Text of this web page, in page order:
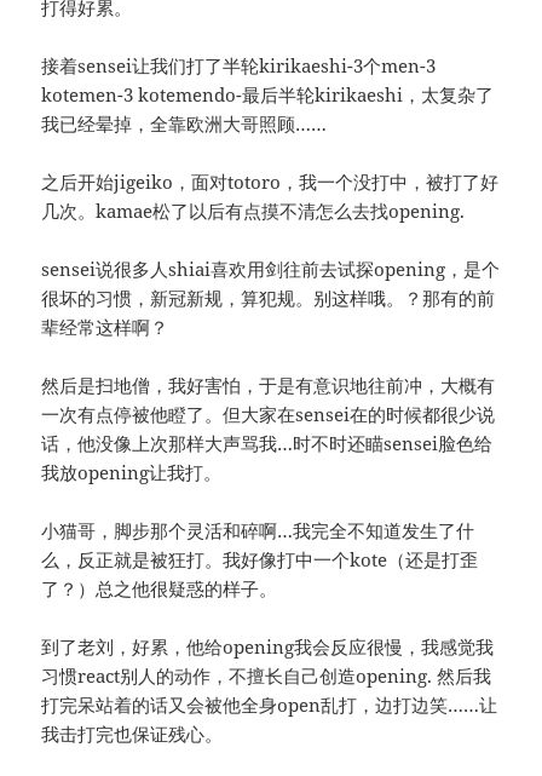
打得好累。
接着sensei让我们打了半轮kirikaeshi-3个men-3
kotemen-3 kotemendo-最后半轮kirikaeshi，太复杂了
我已经晕掉，全靠欧洲大哥照顾……
之后开始jigeiko，面对totoro，我一个没打中，被打了好
几次。kamae松了以后有点摸不清怎么去找opening.
sensei说很多人shiai喜欢用剑往前去试探opening，是个
很坏的习惯，新冠新规，算犯规。别这样哦。？那有的前
辈经常这样啊？
然后是扫地僧，我好害怕，于是有意识地往前冲，大概有
一次有点停被他瞪了。但大家在sensei在的时候都很少说
话，他没像上次那样大声骂我…时不时还瞄sensei脸色给
我放opening让我打。
小猫哥，脚步那个灵活和碎啊…我完全不知道发生了什
么，反正就是被狂打。我好像打中一个kote（还是打歪
了？）总之他很疑惑的样子。
到了老刘，好累，他给opening我会反应很慢，我感觉我
习惯react别人的动作，不擅长自己创造opening. 然后我
打完呆站着的话又会被他全身open乱打，边打边笑……让
我击打完也保证残心。